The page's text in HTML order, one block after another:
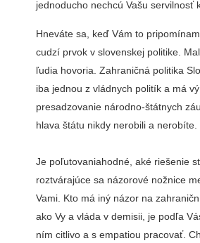
jednoducho nechcú Vašu servilnosť
Hneváte sa, keď Vám to
cudzí prvok v slovenskej politike.
ľudia hovoria. Zahraničná politika
iba jednou z vládnych politík a má
presadzovanie národno-štátnych
hlava štátu nikdy nerobili a nerobíte.
Je poľutovaniahodné, aké riešenie
roztvárajúce sa názorové nožnice
Vami. Kto má iný názor na
ako Vy a vláda v demisii, je podľa
ním citlivo a s empatiou pracovať.